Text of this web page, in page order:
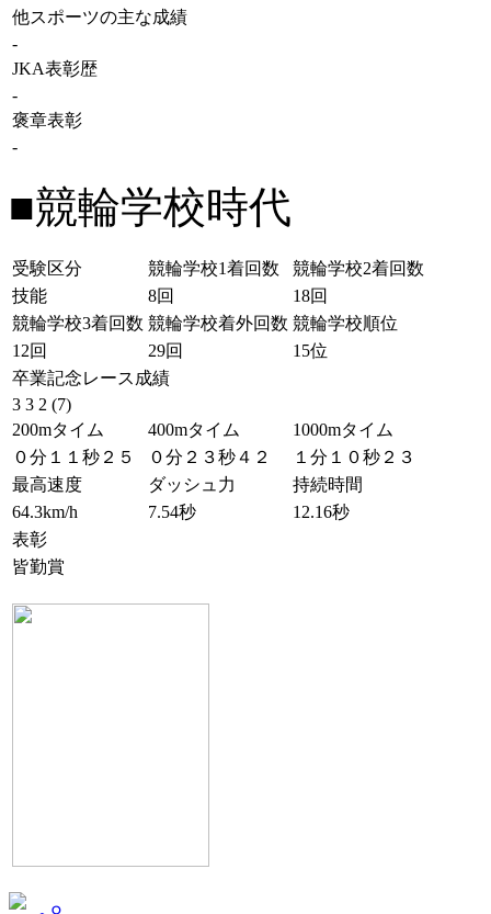
他スポーツの主な成績
-
JKA表彰歴
-
褒章表彰
-
■競輪学校時代
受験区分 競輪学校1着回数
競輪学校2着回数
技能
8回
18回
競輪学校3着回数 競輪学校着外回数 競輪学校順位
12回
29回
15位
卒業記念レース成績
3 3 2 (7)
200mタイム
400mタイム
1000mタイム
０分１１秒２５
０分２３秒４２
１分１０秒２３
最高速度
ダッシュ力
持続時間
64.3km/h
7.54秒
12.16秒
表彰
皆勤賞